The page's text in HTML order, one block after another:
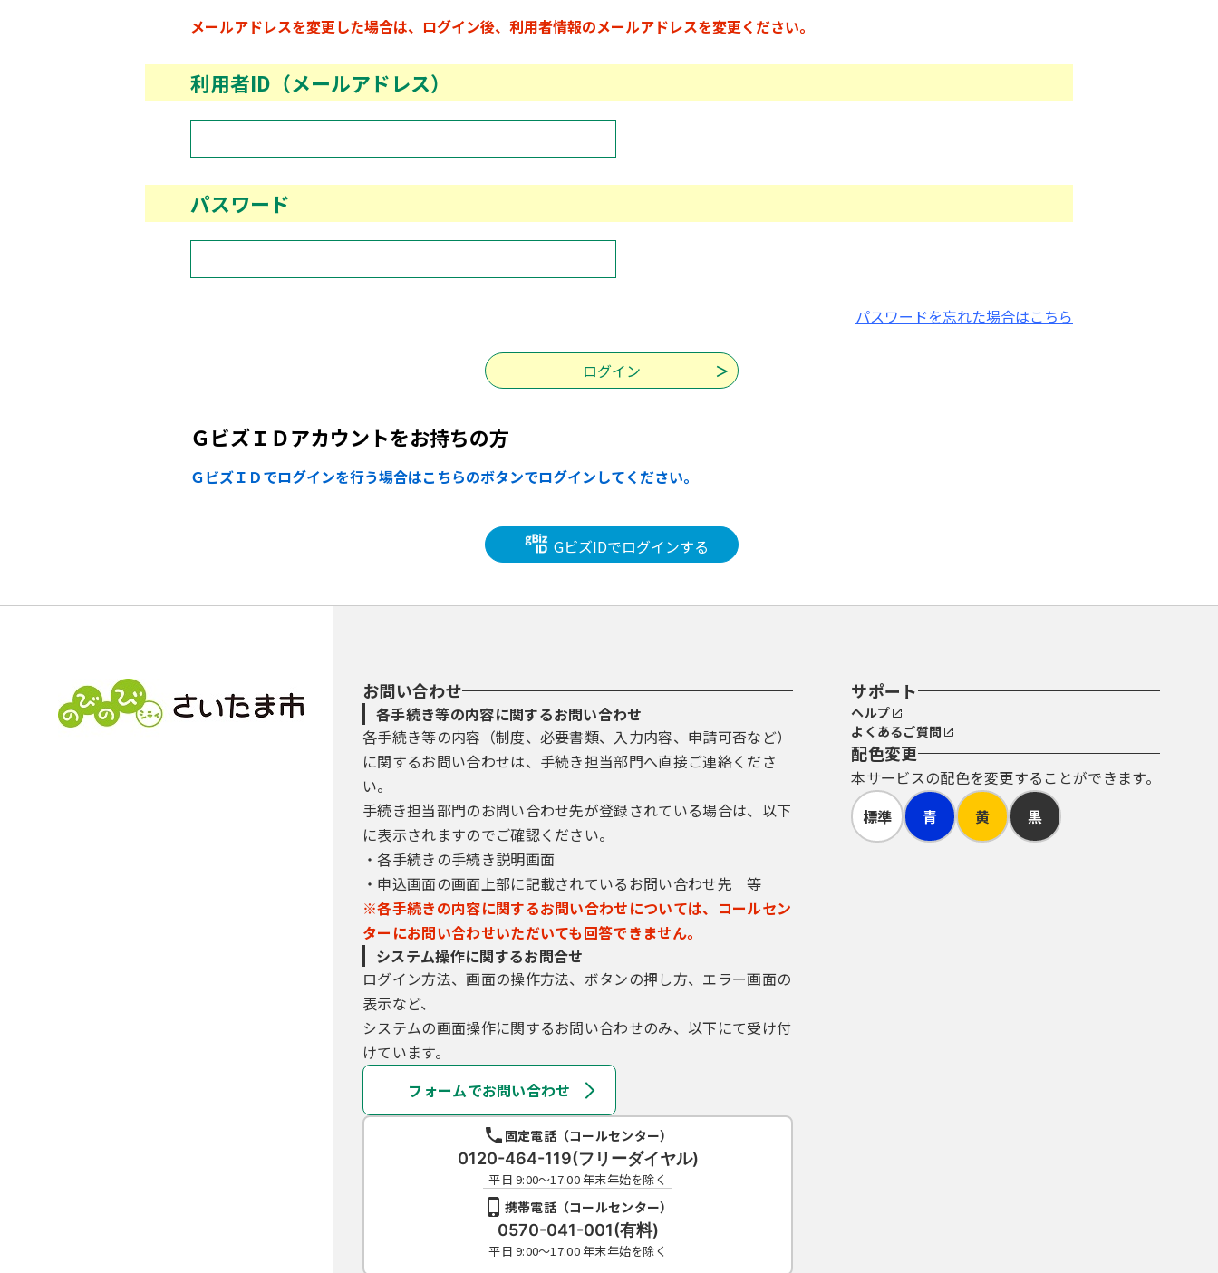
メールアドレスを変更した場合は、ログイン後、利用者情報のメールアドレスを変更ください。
利用者ID（メールアドレス）
パスワード
パスワードを忘れた場合はこちら
ＧビズＩＤアカウントをお持ちの方
ＧビズＩＤでログインを行う場合はこちらのボタンでログインしてください。
GビズIDでログインする
お問い合わせ
各手続き等の内容に関するお問い合わせ
各手続き等の内容（制度、必要書類、入力内容、申請可否など）
に関するお問い合わせは、手続き担当部門へ直接ご連絡くださ
い。
手続き担当部門のお問い合わせ先が登録されている場合は、以下
に表示されますのでご確認ください。
・各手続きの手続き説明画面
・申込画面の画面上部に記載されているお問い合わせ先 等
※各手続きの内容に関するお問い合わせについては、コールセン
ターにお問い合わせいただいても回答できません。
システム操作に関するお問合せ
ログイン方法、画面の操作方法、ボタンの押し方、エラー画面の
表示など、
システムの画面操作に関するお問い合わせのみ、以下にて受け付
けています。
フォームでお問い合わせ
固定電話（コールセンター）
0120-464-119(フリーダイヤル)
平日 9:00～17:00 年末年始を除く
携帯電話（コールセンター）
0570-041-001(有料)
平日 9:00～17:00 年末年始を除く
サポート
ヘルプ
よくあるご質問
配色変更
本サービスの配色を変更することができます。
標準
青 黄 黒